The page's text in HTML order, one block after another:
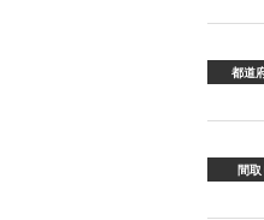
都道
間取